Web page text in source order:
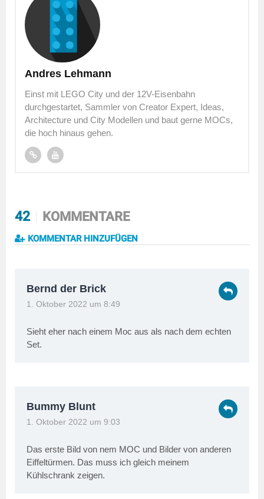
Andres Lehmann
Einst mit LEGO City und der 12V-Eisenbahn
durchgestartet, Sammler von Creator Expert, Ideas,
Architecture und City Modellen und baut gerne MOCs,
die hoch hinaus gehen.
42 KOMMENTARE
KOMMENTAR HINZUFÜGEN
Bernd der Brick
1. Oktober 2022 um 8:49
Sieht eher nach einem Moc aus als nach dem echten
Set.
Bummy Blunt
1. Oktober 2022 um 9:03
Das erste Bild von nem MOC und Bilder von anderen
Eiffeltürmen. Das muss ich gleich meinem
Kühlschrank zeigen.